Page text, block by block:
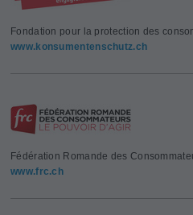
Fondation pour la protection des
www.konsumentenschutz.ch
Fédération Romande des
www.frc.ch